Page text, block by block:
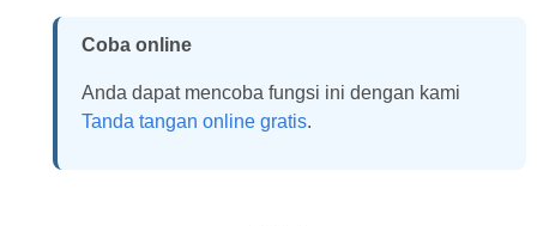
Coba online
Anda dapat mencoba fungsi ini dengan kami
Tanda tangan online gratis.